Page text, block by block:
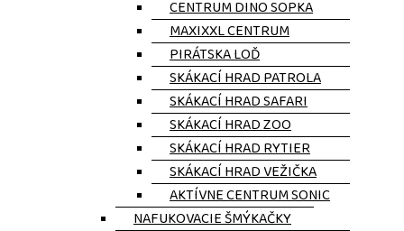
CENTRUM DINO SOPKA
MAXIXXL CENTRUM
PIRÁTSKA LOĎ
SKÁKACÍ HRAD PATROLA
SKÁKACÍ HRAD SAFARI
SKÁKACÍ HRAD ZOO
SKÁKACÍ HRAD RYTIER
SKÁKACÍ HRAD VEŽIČKA
AKTÍVNE CENTRUM SONIC
NAFUKOVACIE ŠMÝKAČKY